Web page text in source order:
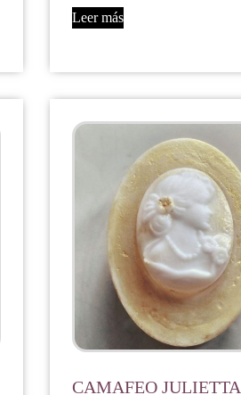
Leer más
CAMAFEO JULIETTA